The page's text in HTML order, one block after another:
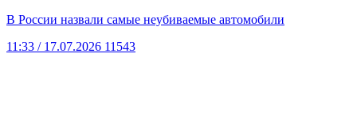
В России назвали самые неубиваемые автомобили
11:33 / 17.07.2026 11543